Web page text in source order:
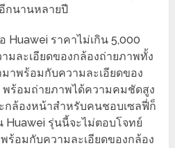
กนานหลายปี
Huawei ราคาไม่เกิน 5,000
มละเอียดของกล้องถ่ายภาพทั้ง
าพร้อมกับความละเอียดของ
พร้อมถ่ายภาพได้ความคมชัดสูง
กล้องหน้าสำหรับคนชอบเซลฟี่ก็
Huawei รุ่นนี้จะไม่ตอบโจทย์
ร้อมกับความละเอียดของกล้อง